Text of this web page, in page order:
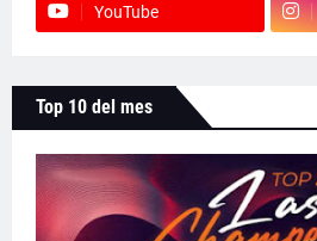
YouTube
Top 10 del mes